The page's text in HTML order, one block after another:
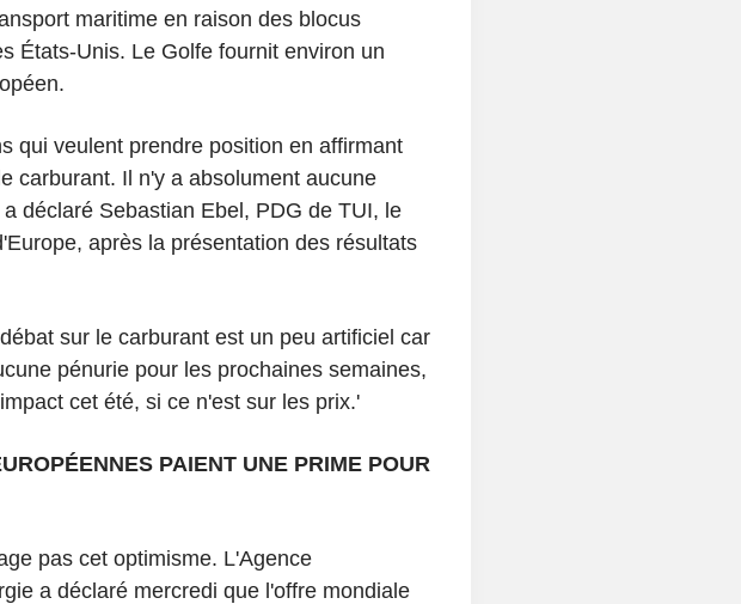
maritime en raison des blocus
États-Unis. Le Golfe fournit environ un
qui veulent prendre position en affirmant
carburant. Il n'y a absolument aucune
déclaré Sebastian Ebel, PDG de TUI, le
après la présentation des résultats
sur le carburant est un peu artificiel car
pénurie pour les prochaines semaines,
cet été, si ce n'est sur les prix.'
PAIENT UNE PRIME POUR
pas cet optimisme. L'Agence
a déclaré mercredi que l'offre mondiale